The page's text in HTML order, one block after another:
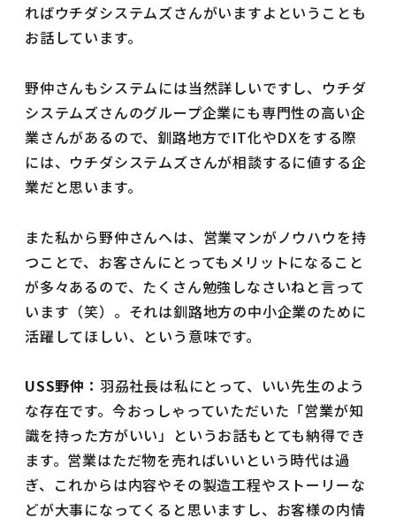
ればウチダシステムズさんがいますよということも
お話しています。
野仲さんもシステムには当然詳しいですし、ウチダ
システムズさんのグループ企業にも専門性の高い企
業さんがあるので、釧路地方でIT化やDXをする際
には、ウチダシステムズさんが相談するに値する企
業だと思います。
また私から野仲さんへは、営業マンがノウハウを持
つことで、お客さんにとってもメリットになること
が多々あるので、たくさん勉強しなさいねと言って
います（笑）。それは釧路地方の中小企業のために
活躍してほしい、という意味です。
USS野仲： 羽刕社長は私にとって、いい先生のよう
な存在です。今おっしゃっていただいた「営業が知
識を持った方がいい」というお話もとても納得でき
ます。営業はただ物を売ればいいという時代は過
ぎ、これからは内容やその製造工程やストーリーな
どが大事になってくると思いますし、お客様の内情